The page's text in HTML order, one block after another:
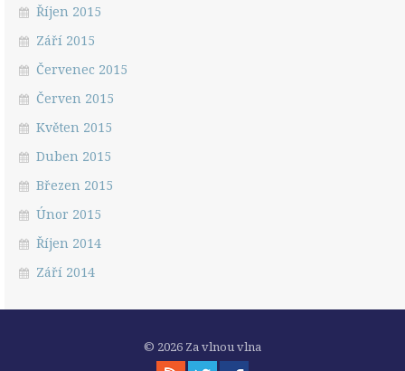
Říjen 2015
Září 2015
Červenec 2015
Červen 2015
Květen 2015
Duben 2015
Březen 2015
Únor 2015
Říjen 2014
Září 2014
© 2026 Za vlnou vlna